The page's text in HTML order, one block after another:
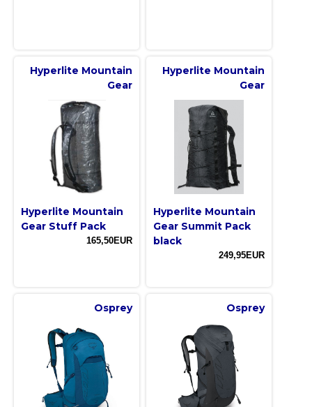
Hyperlite Mountain
Gear
Hyperlite Mountain
Gear Stuff Pack
165,50EUR
Hyperlite Mountain
Gear
Hyperlite Mountain
Gear Summit Pack
black
249,95EUR
Osprey Osprey